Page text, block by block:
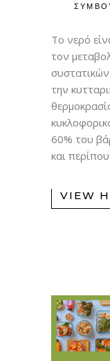
Το νερό
τον
την
60% του
και περίπου
VIEW